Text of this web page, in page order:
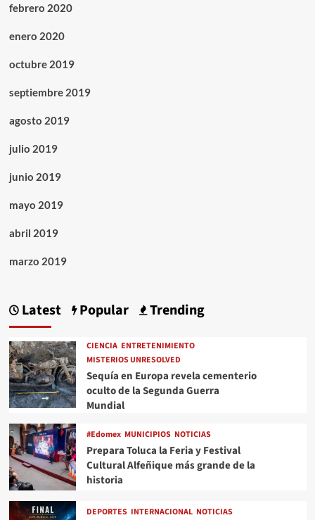
febrero 2020
enero 2020
octubre 2019
septiembre 2019
agosto 2019
julio 2019
junio 2019
mayo 2019
abril 2019
marzo 2019
Latest Popular Trending
CIENCIA ENTRETENIMIENTO
MISTERIOS UNRESOLVED
Sequía en Europa revela cementerio
oculto de la Segunda Guerra
Mundial
#Edomex MUNICIPIOS NOTICIAS
Prepara Toluca la Feria y Festival
Cultural Alfeñique más grande de la
historia
DEPORTES INTERNACIONAL NOTICIAS